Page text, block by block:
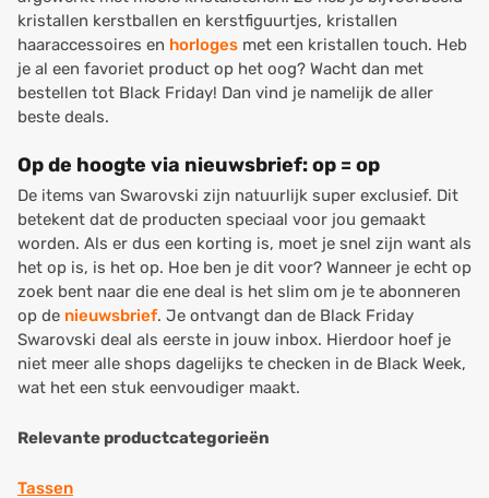
kristallen kerstballen en kerstfiguurtjes, kristallen
haaraccessoires en horloges met een kristallen touch. Heb
je al een favoriet product op het oog? Wacht dan met
bestellen tot Black Friday! Dan vind je namelijk de aller
beste deals.
Op de hoogte via nieuwsbrief: op = op
De items van Swarovski zijn natuurlijk super exclusief. Dit
betekent dat de producten speciaal voor jou gemaakt
worden. Als er dus een korting is, moet je snel zijn want als
het op is, is het op. Hoe ben je dit voor? Wanneer je echt op
zoek bent naar die ene deal is het slim om je te abonneren
op de nieuwsbrief. Je ontvangt dan de Black Friday
Swarovski deal als eerste in jouw inbox. Hierdoor hoef je
niet meer alle shops dagelijks te checken in de Black Week,
wat het een stuk eenvoudiger maakt.
Relevante productcategorieën
Tassen